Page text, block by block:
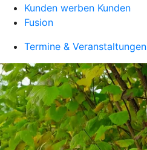
Kunden werben Kunden
Fusion
Termine & Veranstaltungen